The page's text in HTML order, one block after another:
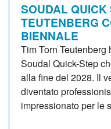
SOUDAL QUICK
TEUTENBERG
BIENNALE
Tim Torn Teutenberg
Soudal Quick-Step
alla fine del 2028. Il
diventato
impressionato per le